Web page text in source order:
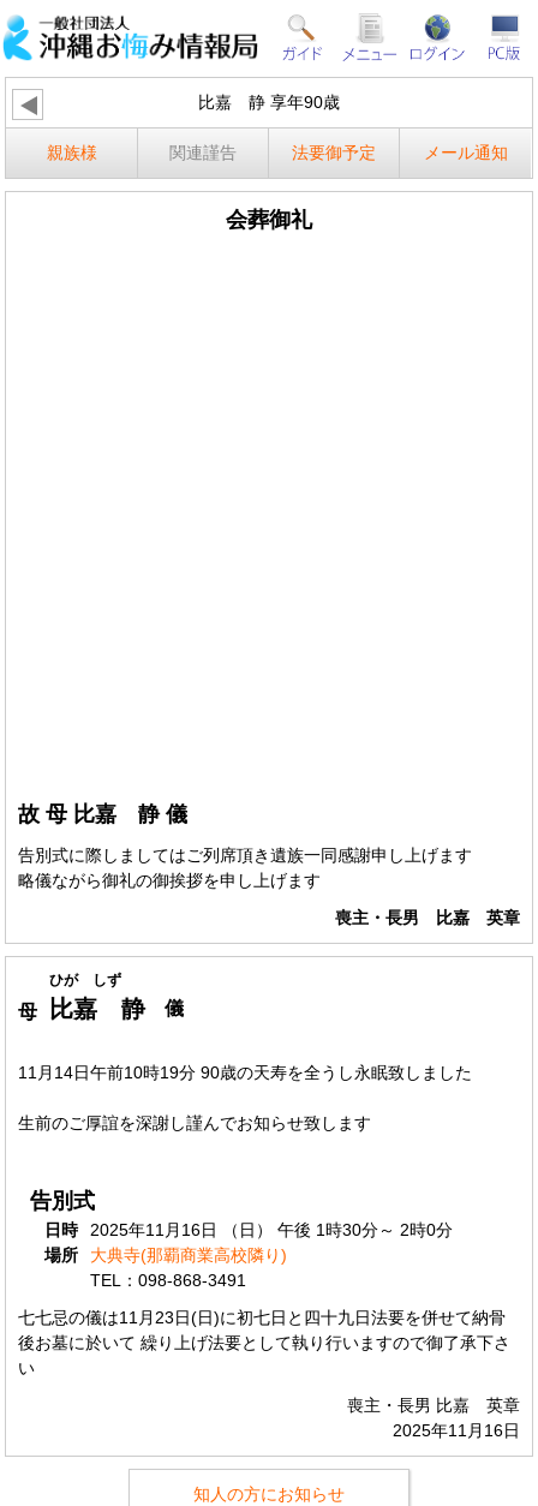
比嘉 静 享年90歳
親族様 関連謹告 法要御予定 メール通知
会葬御礼
故 母 比嘉 静 儀
告別式に際しましてはご列席頂き遺族一同感謝申し上げます
略儀ながら御礼の御挨拶を申し上げます
喪主・長男 比嘉 英章
ひが しず
母 比嘉 静 儀
11月14日午前10時19分 90歳の天寿を全うし永眠致しました
生前のご厚誼を深謝し謹んでお知らせ致します
告別式
日時
2025年11月16日 （日） 午後 1時30分～ 2時0分
場所
大典寺(那覇商業高校隣り)
TEL：098-868-3491
七七忌の儀は11月23日(日)に初七日と四十九日法要を併せて納骨
後お墓に於いて 繰り上げ法要として執り行いますので御了承下さ
い
喪主・長男 比嘉 英章
2025年11月16日
知人の方にお知らせ